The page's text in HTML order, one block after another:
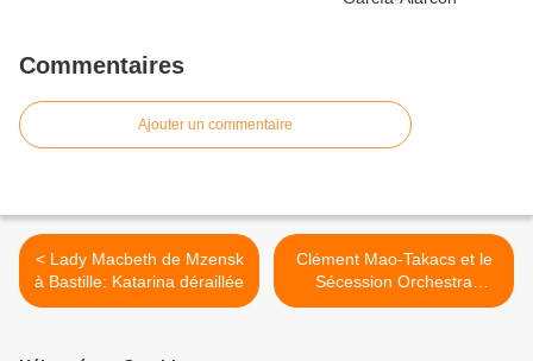
Commentaires
Ajouter un commentaire
< Lady Macbeth de Mzensk
à Bastille: Katarina déraillée
Clément Mao-Takacs et le
Sécession Orchestra
mettent en musique le